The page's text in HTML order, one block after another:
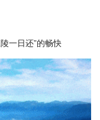
一日还”的畅快